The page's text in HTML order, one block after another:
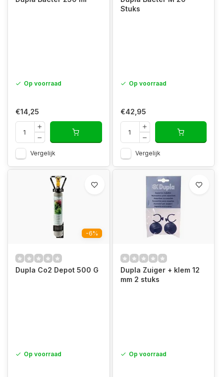
Op voorraad
€14,25
Vergelijk
Stuks
Op voorraad
€42,95
Vergelijk
-6%
Dupla Co2 Depot 500 G
Op voorraad
Dupla Zuiger + klem 12
mm 2 stuks
Op voorraad